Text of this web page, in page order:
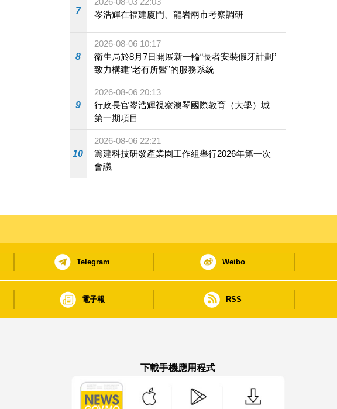
7
岑浩輝在福建廈門、龍岩兩市考察調研
8
2026-08-06 10:17
衛生局於8月7日開展新一輪“長者安裝假牙計劃”
致力構建“老有所醫”的服務系統
9
2026-08-06 20:13
行政長官岑浩輝視察澳琴國際教育（大學）城
第一期項目
10
2026-08-06 22:21
籌建科技研發產業園工作組舉行2026年第一次
會議
Telegram Weibo
電子報 RSS
下載手機應用程式